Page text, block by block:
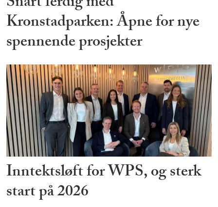
Kronstadparken: Åpne for nye
spennende prosjekter
Inntektsløft for WPS, og sterk
start på 2026